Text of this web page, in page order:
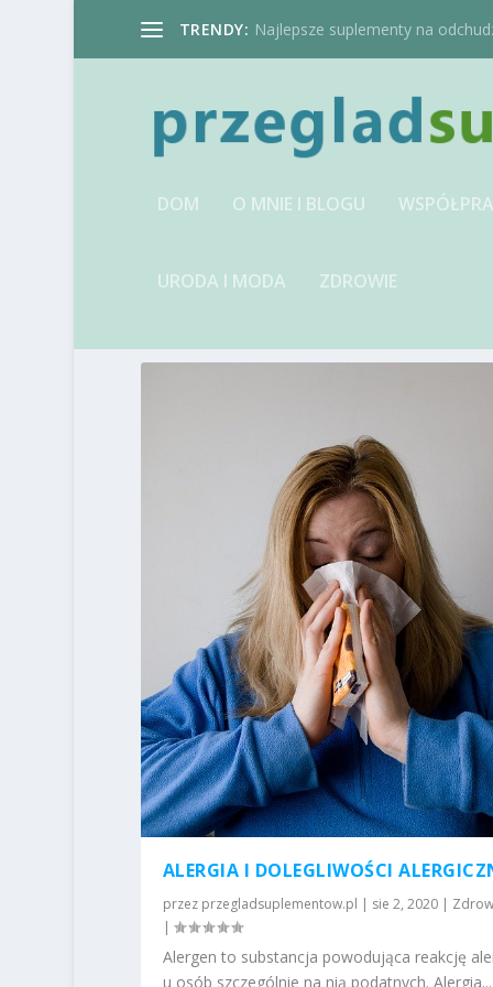
TRENDY: Najlepsze suplementy na
DOM O MNIE I BLOGU
URODA I MODA ZDROWIE
ALERGIA I DOLEGLIWOŚCI
przez przegladsuplementow.pl | sie 2, 2020|
|
Alergen to substancja powodująca reakcję
u osób szczególnie na nią podatnych. Alergia...